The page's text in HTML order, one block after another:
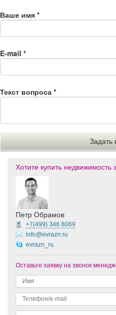
Ваше имя *
E-mail *
Текст вопроса *
Хотите купить недвижимость
Петр Обрамов
+7(499) 346 8069
info@evrazn.ru
evrazn_ru
Оставьте заявку на звонок